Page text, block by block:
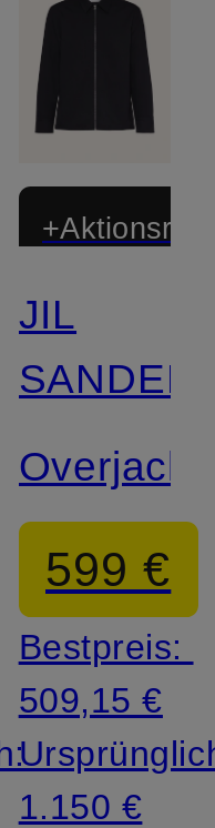
JIL
SANDER
599 €
Bestpreis:
509,15 €
1.150 €